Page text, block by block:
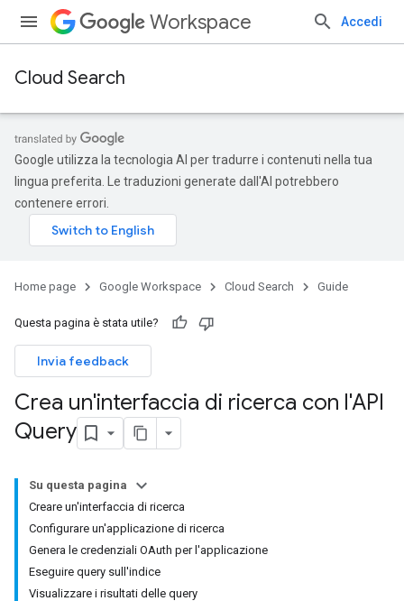
Workspace Accedi
Cloud Search
Google utilizza la tecnologia AI per tradurre i contenuti nella tua
lingua preferita. Le traduzioni generate dall'AI potrebbero
contenere errori.
Home page Google Workspace Cloud Search Guide
Questa pagina è stata utile?
Invia feedback
Crea un'interfaccia di ricerca con l'API
Query
Su questa pagina
Creare un'interfaccia di ricerca
Configurare un'applicazione di ricerca
Genera le credenziali OAuth per l'applicazione
Eseguire query sull'indice
Visualizzare i risultati delle query